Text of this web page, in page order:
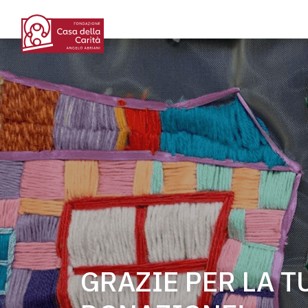
GRAZIE PER LA